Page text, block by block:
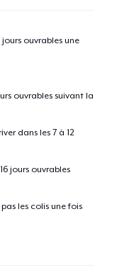
ouvrables une
ouvrables suivant la
dans les 7 à 12
jours ouvrables
les colis une fois